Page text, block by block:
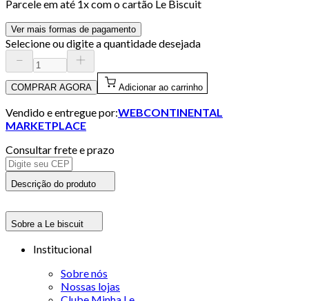
Parcele em até 1x com o cartão Le Biscuit
Ver mais formas de pagamento
Selecione ou digite a quantidade desejada
COMPRAR AGORA Adicionar ao carrinho
Vendido e entregue por:WEBCONTINENTAL
MARKETPLACE
Consultar frete e prazo
Descrição do produto
Sobre a Le biscuit
Institucional
Sobre nós
Nossas lojas